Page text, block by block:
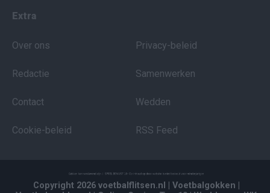
Extra
Over ons
Redactie
Contact
Cookie-beleid
Privacy-beleid
Samenwerken
Wedden
RSS Feed
Copyright 2026 voetbalflitsen.nl | Voetbalgokken